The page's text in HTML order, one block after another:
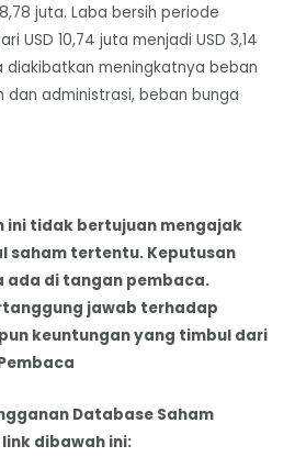
juta. Laba bersih periode
USD 10,74 juta menjadi USD 3,14
diakibatkan meningkatnya beban
dan administrasi, beban bunga
ini tidak bertujuan mengajak
saham tertentu. Keputusan
ada di tangan pembaca.
jawab terhadap
keuntungan yang timbul dari
Database Saham
dibawah ini: